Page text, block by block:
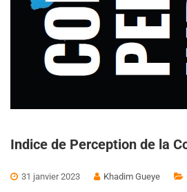
Indice de Perception de la
31 janvier 2023 Khadim Gueye